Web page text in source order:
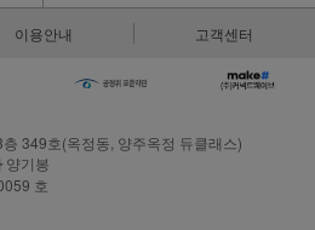
이용안내 고객센터
349호(옥정동, 양주옥정 듀클래스)
양기봉
호